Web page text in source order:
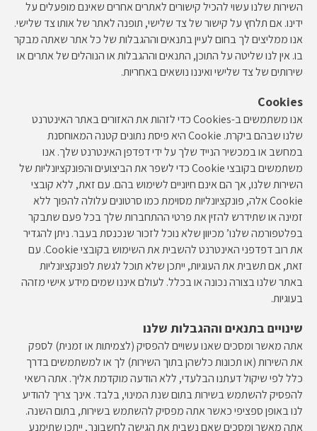
השירות שלנו עשוי להכיל קישורים לאתרים אחרים שאינם מופעלים על
ידינו. אם תלחץ על קישור של צד שלישי, תופנה לאתר של אותו צד שלישי.
אנו ממליצים לך בחום לעיין בתנאים וההגבלות של כל אתר שאתה מבקר
בו. אין לנו שליטה על התוכן, התנאים וההגבלות או הנוהלים של אתרים או
שירותים של צד שלישי ואיננו נושאים באחריות.
Cookies
אנו משתמשים ב-Cookies כדי לזהות את האזורים באתר האינטרנט
שלנו שבהם ביקרת. Cookie היא פיסת נתונים קטנה המאוחסנת
במחשב או במכשיר הנייד שלך על ידי דפדפן האינטרנט שלך. אנו
משתמשים בקובצי Cookie כדי לשפר את הביצועים והפונקציונליות של
השירות שלנו, אך הם אינם חיוניים לשימוש בהם. עם זאת, ללא קובצי
Cookie אלה, פונקציונליות מסוימת כמו סרטונים עלולה להפוך ללא
זמינה או שתידרש להזין את פרטי ההתחברות שלך בכל פעם שתבקר
בפלטפורמה שלנו’ מכיוון שלא נוכל לזכור שנכנסת בעבר. ניתן להגדיר
את רוב דפדפני האינטרנט להשבית את השימוש בקובצי Cookie. עם
זאת, אם תשבית את העוגיות, ייתכן שלא תוכל לגשת לפונקציונליות
באתר שלנו בצורה נכונה או בכלל. לעולם איננו שמים מידע אישי מזהה
בעוגיות.
שינויים בתנאים וההגבלות שלנו
אתה מאשר ומסכים שאנו עשויים להפסיק (לצמיתות או זמנית) לספק
את השירות (או תכונות כלשהן בתוך השירות) לך או למשתמשים בדרך
כלל לפי שיקול דעתנו הבלעדי, ללא הודעה מוקדמת אליך. אתה רשאי
להפסיק להשתמש בשירות בתום שנת המינוי, בלבד. אינך צריך להודיע ​​
לנו באופן ספציפי כאשר אתה מפסיק להשתמש בשירות, בתום השנה.
אתה מאשר ומסכים שאם נשבית את הגישה לחשבונך, ייתכן שתימנע